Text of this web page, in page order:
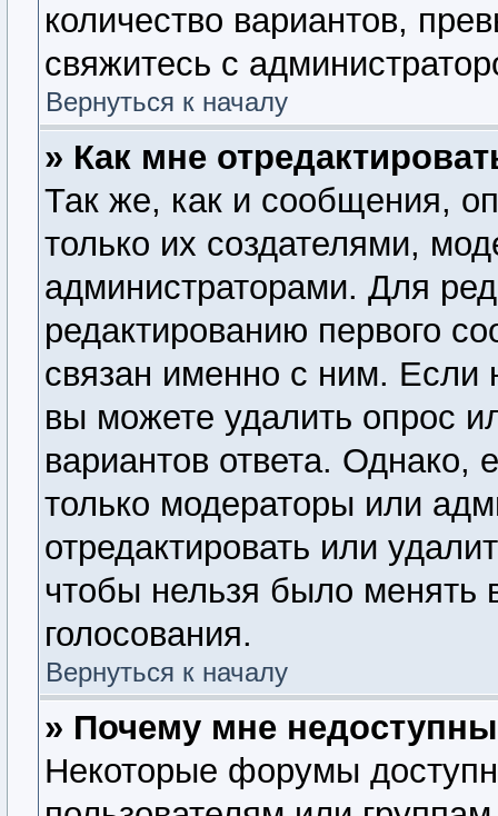
количество вариантов,
свяжитесь с
Вернуться к началу
» Как мне
Так же, как и сообщения,
только их создателями,
администраторами. Для
редактированию первого
связан именно с ним. Если
вы можете удалить опрос
вариантов ответа. Однако,
только модераторы или
отредактировать или
чтобы нельзя было менять
голосования.
Вернуться к началу
» Почему мне
Некоторые форумы